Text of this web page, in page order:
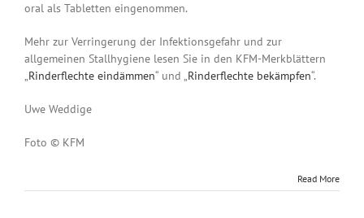
oral als Tabletten eingenommen.
Mehr zur Verringerung der Infektionsgefahr und zur
allgemeinen Stallhygiene lesen Sie in den KFM-Merkblättern
„Rinderflechte eindämmen“ und „Rinderflechte bekämpfen“.
Uwe Weddige
Foto © KFM
Read More